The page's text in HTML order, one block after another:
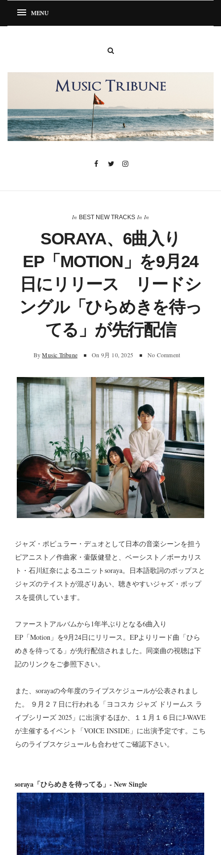
In BEST NEW TRACKS In In
SORAYA、6曲入り
EP「MOTION」を9月24
日にリリース リードシ
ングル「ひらめきを待っ
てる」が先行配信
By Music Tribune On 9月 10, 2025 No Comment
ジャズ・ポピュラー・デュオとして日本の音楽シーンを担う
ピアニスト／作曲家・壷阪健登と、ベーシスト／ボーカリス
ト・石川紅奈によるユニットsoraya。日本語歌詞のポップスと
ジャズのテイストが混ざりあい、聴きやすいジャズ・ポップ
スを提供しています。
ファーストアルバムから1年半ぶりとなる6曲入り
EP「Motion」を9月24日にリリース。EPよりリード曲「ひら
めきを待ってる」が先行配信されました。同楽曲の視聴は下
記のリンクをご参照下さい。
また、sorayaの今年度のライブスケジュールが公表されまし
た。 ９月２７日に行われる「ヨコスカ ジャズ ドリームス ラ
イブシリーズ 2025」に出演するほか、１１月１６日にJ-WAVE
が主催するイベント「VOICE INSIDE」に出演予定です。こち
らのライブスケジュールも合わせてご確認下さい。
soraya「ひらめきを待ってる」- New Single